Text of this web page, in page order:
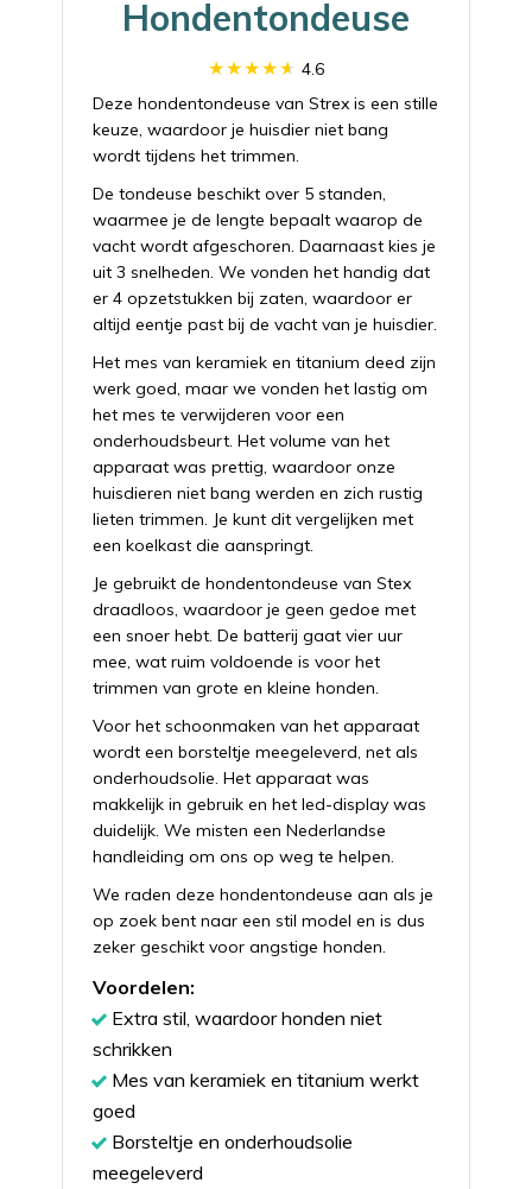
Hondentondeuse
4.6
Deze hondentondeuse van Strex is een stille
keuze, waardoor je huisdier niet bang
wordt tijdens het trimmen.
De tondeuse beschikt over 5 standen,
waarmee je de lengte bepaalt waarop de
vacht wordt afgeschoren. Daarnaast kies je
uit 3 snelheden. We vonden het handig dat
er 4 opzetstukken bij zaten, waardoor er
altijd eentje past bij de vacht van je huisdier.
Het mes van keramiek en titanium deed zijn
werk goed, maar we vonden het lastig om
het mes te verwijderen voor een
onderhoudsbeurt. Het volume van het
apparaat was prettig, waardoor onze
huisdieren niet bang werden en zich rustig
lieten trimmen. Je kunt dit vergelijken met
een koelkast die aanspringt.
Je gebruikt de hondentondeuse van Stex
draadloos, waardoor je geen gedoe met
een snoer hebt. De batterij gaat vier uur
mee, wat ruim voldoende is voor het
trimmen van grote en kleine honden.
Voor het schoonmaken van het apparaat
wordt een borsteltje meegeleverd, net als
onderhoudsolie. Het apparaat was
makkelijk in gebruik en het led-display was
duidelijk. We misten een Nederlandse
handleiding om ons op weg te helpen.
We raden deze hondentondeuse aan als je
op zoek bent naar een stil model en is dus
zeker geschikt voor angstige honden.
Voordelen:
Extra stil, waardoor honden niet
schrikken
Mes van keramiek en titanium werkt
goed
Borsteltje en onderhoudsolie
meegeleverd